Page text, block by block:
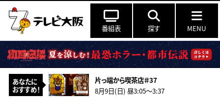
番組表 探す MENU
あなたに
おすすめ！
片っ端から喫茶店＃37
8月9日(日) 昼3:05〜3:37